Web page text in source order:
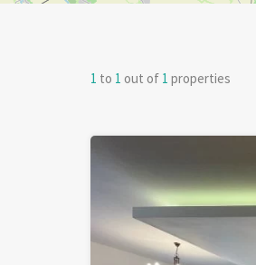
1 to 1 out of 1 properties